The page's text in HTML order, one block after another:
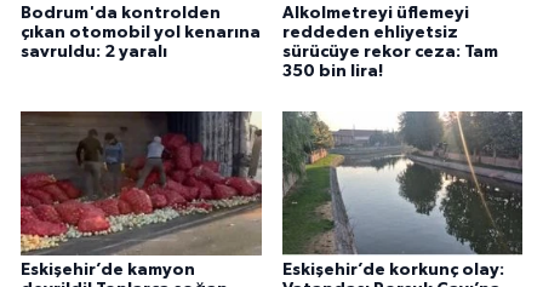
Bodrum'da kontrolden
çıkan otomobil yol kenarına
savruldu: 2 yaralı
Alkolmetreyi üflemeyi
reddeden ehliyetsiz
sürücüye rekor ceza: Tam
350 bin lira!
Eskişehir’de kamyon
Eskişehir’de korkunç olay: